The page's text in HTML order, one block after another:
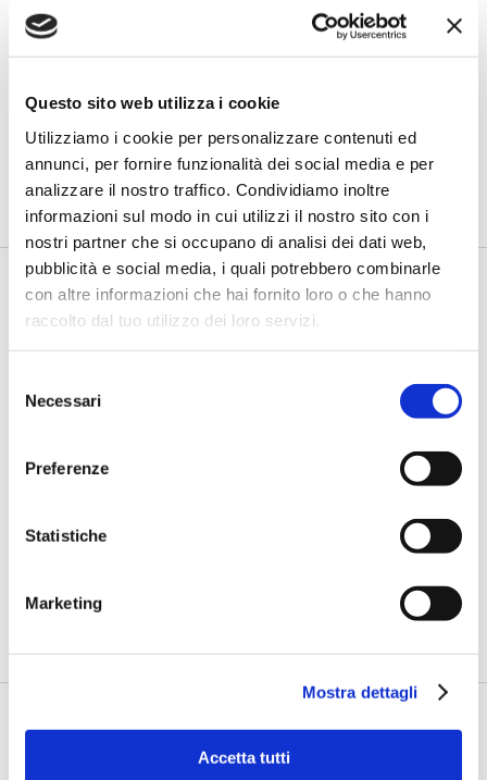
Questo sito web utilizza i cookie
Utilizziamo i cookie per personalizzare contenuti ed
annunci, per fornire funzionalità dei social media e per
analizzare il nostro traffico. Condividiamo inoltre
informazioni sul modo in cui utilizzi il nostro sito con i
nostri partner che si occupano di analisi dei dati web,
pubblicità e social media, i quali potrebbero combinarle
con altre informazioni che hai fornito loro o che hanno
raccolto dal tuo utilizzo dei loro servizi.
delNecessari
Preferenze
Statistiche
Marketing
Mostra dettagli
Accetta tutti
BANCAFORTE TV
Petrella (BPER Banca): “La GenAI
rafforza i controlli e valorizza il
lavoro degli analisti”
di Flavio Padovan, Maddalena Libertini -Rendere i controlli di
secondo livello più strutturati, standardizzati e capaci di le...
BANCAFORTE TV
progettata dentro i processi,
insieme ai controlli”
I proof of concept
realizzati con l'AI funzionano. Spesso sorprendono per la